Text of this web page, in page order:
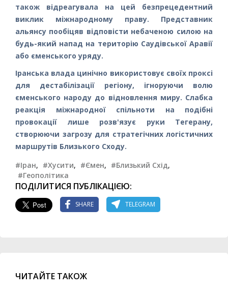
також відреагувала на цей безпрецедентний
виклик міжнародному праву. Представник
альянсу пообіцяв відповісти небаченою силою на
будь-який напад на територію Саудівської Аравії
або єменського уряду.
Іранська влада цинічно використовує своїх проксі
для дестабілізації регіону, ігноруючи волю
єменського народу до відновлення миру. Слабка
реакція міжнародної спільноти на подібні
провокації лише розв'язує руки Тегерану,
створюючи загрозу для стратегічних логістичних
маршрутів Близького Сходу.
#Іран, #Хусити, #Ємен, #Близький Схід,
#Геополітика
ПОДІЛИТИСЯ ПУБЛІКАЦІЄЮ:
SHARE TELEGRAM
ЧИТАЙТЕ ТАКОЖ